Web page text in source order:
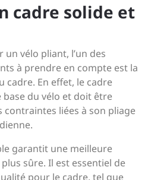
cadre solide et
vélo pliant, l’un des
à prendre en compte est la
cadre. En effet, le cadre
du vélo et doit être
contraintes liées à son pliage
garantit une meilleure
sûre. Il est essentiel de
pour le cadre, tel que